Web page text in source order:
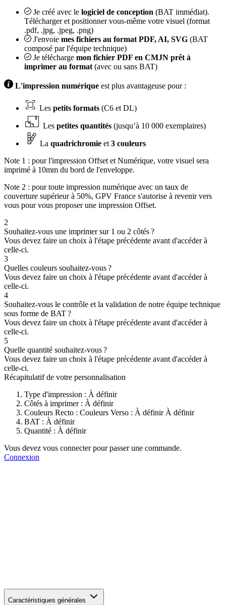
Je créé avec le logiciel de conception (BAT immédiat).
Télécharger et positionner vous-même votre visuel (format
.pdf, .jpg, .jpeg, .png)
J'envoie mes fichiers au format PDF, AI, SVG (BAT
composé par l'équipe technique)
Je télécharge mon fichier PDF en CMJN prêt à
imprimer au format (avec ou sans BAT)
L'impression numérique est plus avantageuse pour :
Les petits formats (C6 et DL)
Les petites quantités (jusqu’à 10 000 exemplaires)
La quadrichromie et 3 couleurs
Note 1 : pour l'impression Offset et Numérique, votre visuel sera
imprimé à 10mm du bord de l'enveloppe.
Note 2 : pour toute impression numérique avec un taux de
couverture supérieur à 50%, GPV France s'autorise à revenir vers
vous pour vous proposer une impression Offset.
2
Souhaitez-vous une imprimer sur 1 ou 2 côtés ?
Vous devez faire un choix à l'étape précédente avant d'accéder à
celle-ci.
3
Quelles couleurs souhaitez-vous ?
Vous devez faire un choix à l'étape précédente avant d'accéder à
celle-ci.
4
Souhaitez-vous le contrôle et la validation de notre équipe technique
sous forme de BAT ?
Vous devez faire un choix à l'étape précédente avant d'accéder à
celle-ci.
5
Quelle quantité souhaitez-vous ?
Vous devez faire un choix à l'étape précédente avant d'accéder à
celle-ci.
Récapitulatif de votre personnalisation
Type d'impression : À définir
Côtés à imprimer : À définir
Couleurs Recto : Couleurs Verso : À définir À définir
BAT : À définir
Quantité : À définir
Vous devez vous connecter pour passer une commande.
Connexion
Caractéristiques générales